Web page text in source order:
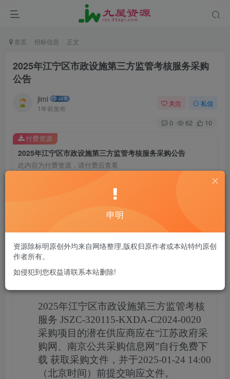
首页 招标信息 正文
2025年江宁区市政设施第三方监管考核服务采购
公告
jimi
1年前发布
关注 私信
0 62 10
2025年江宁区市政设施第三方监管考核服务采购公告
此内容为付费资源，请付费后查看
20
您当前未登录！建议登陆后购买，可保存购买订单
付费资源
2025年江宁区市政设施第三方监管考核
服务 JSZC-320115-KXDA-C2024-0020
采购项目的潜在供应商应在“江苏政府采
购网、南京公共采购信息网”自行免费下
载 获取采购文件，并于2025-01-24 14:00
（北京时间）前提交响应文件。
申明
资源除标明原创外均来自网络整理,版权归原作者或本站特约原创
作者所有。
如侵犯到您权益请联系本站删除!